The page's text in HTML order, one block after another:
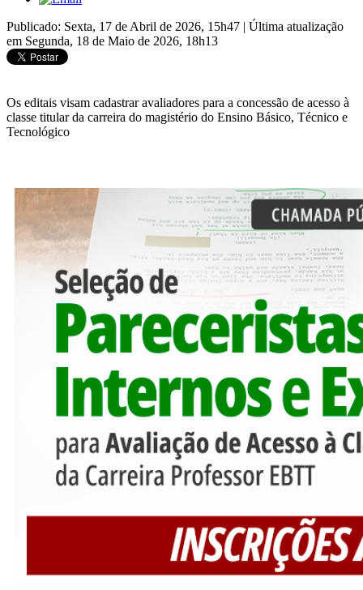
Publicado: Sexta, 17 de Abril de 2026, 15h47 | Última atualização
em Segunda, 18 de Maio de 2026, 18h13
Os editais visam cadastrar avaliadores para a concessão de acesso à
classe titular da carreira do magistério do Ensino Básico, Técnico e
Tecnológico